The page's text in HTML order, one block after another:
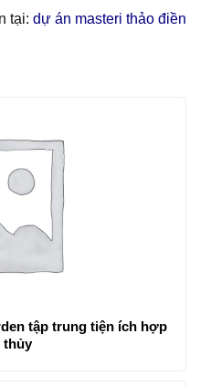
tại: dự án masteri thảo điền
tập trung tiện ích hợp
thủy